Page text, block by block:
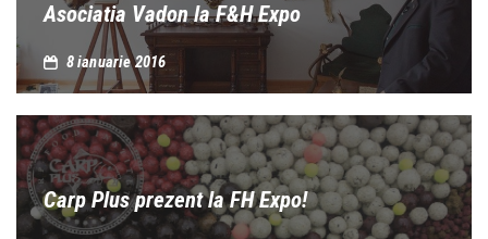
Asociatia Vadon la F&H Expo
8 ianuarie 2016
Carp Plus prezent la FH Expo!